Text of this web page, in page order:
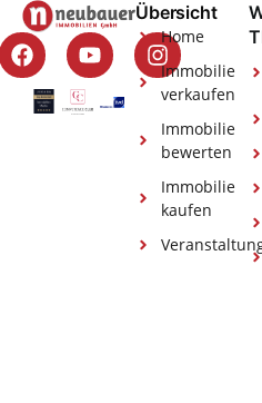
Übersicht
Home
Immobilie
verkaufen
Immobilie
bewerten
Immobilie
kaufen